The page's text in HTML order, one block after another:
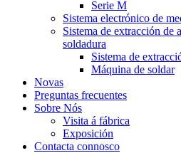
Serie M
Sistema electrónico de
Sistema de extracción de
soldadura
Sistema de
Máquina de soldar
Novas
Preguntas frecuentes
Sobre Nós
Visita á fábrica
Exposición
Contacta connosco